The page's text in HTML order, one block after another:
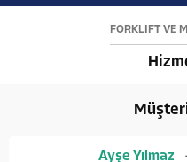
FORKLİFT VE
Ayşe Yılmaz